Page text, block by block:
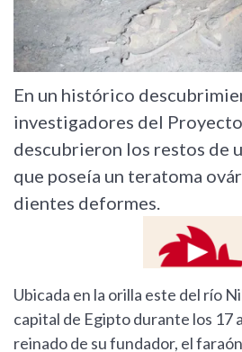
En un histórico
investigadores del
descubrieron los restos de
que poseía un teratoma
dientes deformes.
Ubicada en la orilla este del río
capital de Egipto durante los 17
reinado de su fundador, el